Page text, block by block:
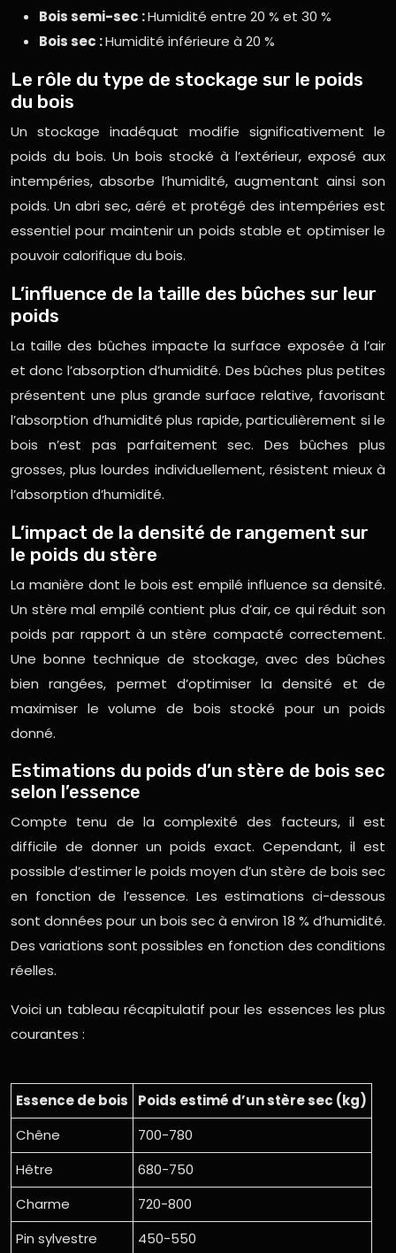
Bois semi-sec :Humidité entre 20 % et 30 %
Bois sec :Humidité inférieure à 20 %
Le rôle du type de stockage sur le poids
du bois
Un stockage inadéquat modifie significativement le
poids du bois. Un bois stocké à l’extérieur, exposé aux
intempéries, absorbe l’humidité, augmentant ainsi son
poids. Un abri sec, aéré et protégé des intempéries est
essentiel pour maintenir un poids stable et optimiser le
pouvoir calorifique du bois.
L’influence de la taille des bûches sur leur
poids
La taille des bûches impacte la surface exposée à l’air
et donc l’absorption d’humidité. Des bûches plus petites
présentent une plus grande surface relative, favorisant
l’absorption d’humidité plus rapide, particulièrement si le
bois n’est pas parfaitement sec. Des bûches plus
grosses, plus lourdes individuellement, résistent mieux à
l’absorption d’humidité.
L’impact de la densité de rangement sur
le poids du stère
La manière dont le bois est empilé influence sa densité.
Un stère mal empilé contient plus d’air, ce qui réduit son
poids par rapport à un stère compacté correctement.
Une bonne technique de stockage, avec des bûches
bien rangées, permet d’optimiser la densité et de
maximiser le volume de bois stocké pour un poids
donné.
Estimations du poids d’un stère de bois sec
selon l’essence
Compte tenu de la complexité des facteurs, il est
difficile de donner un poids exact. Cependant, il est
possible d’estimer le poids moyen d’un stère de bois sec
en fonction de l’essence. Les estimations ci-dessous
sont données pour un bois sec à environ 18 % d’humidité.
Des variations sont possibles en fonction des conditions
réelles.
Voici un tableau récapitulatif pour les essences les plus
courantes :
Essence de bois
Poids estimé d’un stère sec (kg)
Chêne
700-780
Hêtre
680-750
Charme
720-800
Pin sylvestre
450-550